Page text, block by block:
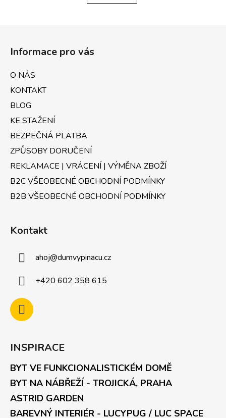
Informace pro vás
O NÁS
KONTAKT
BLOG
KE STAŽENÍ
BEZPEČNÁ PLATBA
ZPŮSOBY DORUČENÍ
REKLAMACE | VRÁCENÍ | VÝMĚNA ZBOŽÍ
B2C VŠEOBECNÉ OBCHODNÍ PODMÍNKY
B2B VŠEOBECNÉ OBCHODNÍ PODMÍNKY
Kontakt
ahoj@dumvypinacu.cz
+420 602 358 615
INSPIRACE
BYT VE FUNKCIONALISTICKÉM DOMĚ
BYT NA NÁBŘEŽÍ - TROJICKÁ, PRAHA
ASTRID GARDEN
BAREVNÝ INTERIÉR - LUCYPUG / LUC SPACE